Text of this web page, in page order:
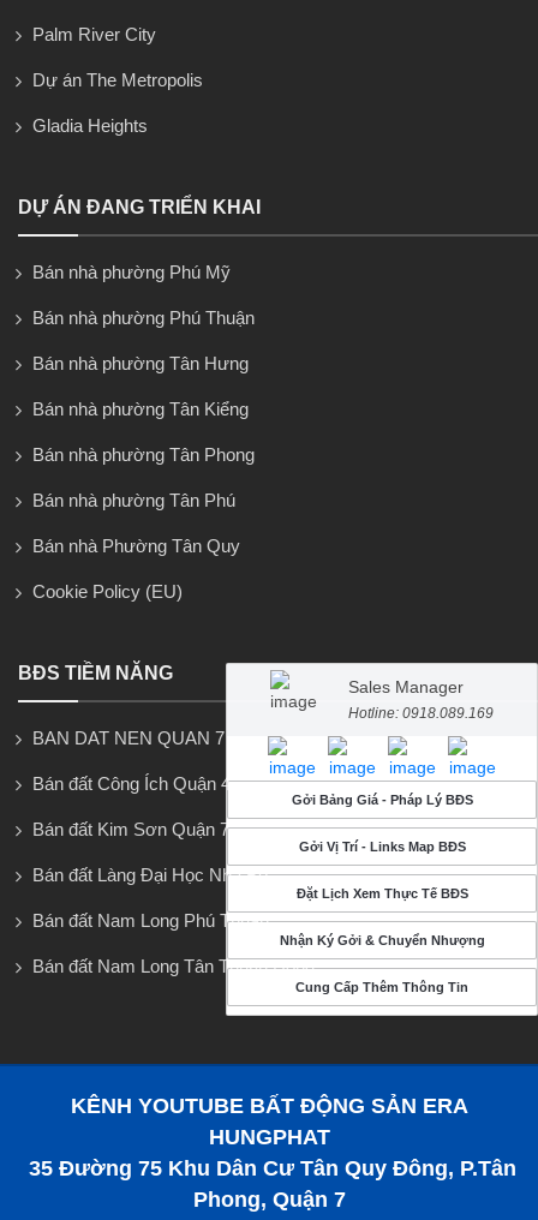
Sales Manager
Hotline: 0918.089.169
Gởi Bảng Giá - Pháp Lý BĐS
Gởi Vị Trí - Links Map BĐS
Đặt Lịch Xem Thực Tế BĐS
Nhận Ký Gởi & Chuyển Nhượng
Cung Cấp Thêm Thông Tin
Palm River City
Dự án The Metropolis
Gladia Heights
DỰ ÁN ĐANG TRIỂN KHAI
Bán nhà phường Phú Mỹ
Bán nhà phường Phú Thuận
Bán nhà phường Tân Hưng
Bán nhà phường Tân Kiểng
Bán nhà phường Tân Phong
Bán nhà phường Tân Phú
Bán nhà Phường Tân Quy
Cookie Policy (EU)
BĐS TIỀM NĂNG
BAN DAT NEN QUAN 7
Bán đất Công Ích Quận 4
Bán đất Kim Sơn Quận 7
Bán đất Làng Đại Học Nhà Bè
Bán đất Nam Long Phú Thuận
Bán đất Nam Long Tân Thuận Đông
KÊNH YOUTUBE BẤT ĐỘNG SẢN ERA
HUNGPHAT
35 Đường 75 Khu Dân Cư Tân Quy Đông, P.Tân
Phong, Quận 7